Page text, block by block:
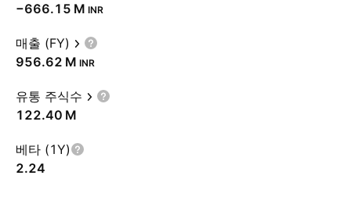
‪−666.15 M‬ INR
매출 (FY)
‪956.62 M‬ INR
유통 주식수
‪122.40 M‬
베타 (1Y)
2.24